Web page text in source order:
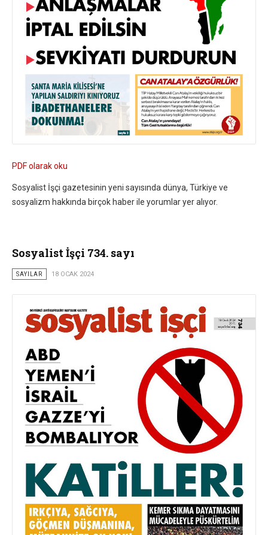
PDF olarak oku
Sosyalist İşçi gazetesinin yeni sayısında dünya, Türkiye ve
sosyalizm hakkında birçok haber ile yorumlar yer alıyor.
Sosyalist İşçi 734. sayı
SAYILAR 18 OCAK 2024